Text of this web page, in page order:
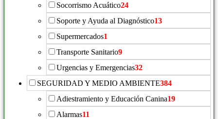
Socorrismo Acuático24
Soporte y Ayuda al Diagnóstico13
Supermercados1
Transporte Sanitario9
Urgencias y Emergencias32
SEGURIDAD Y MEDIO AMBIENTE384
Adiestramiento y Educación Canina19
Alarmas11